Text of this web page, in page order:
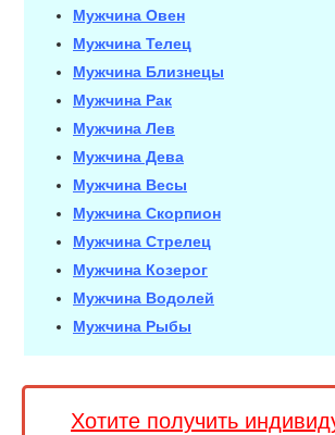
Мужчина Овен
Мужчина Телец
Мужчина Близнецы
Мужчина Рак
Мужчина Лев
Мужчина Дева
Мужчина Весы
Мужчина Скорпион
Мужчина Стрелец
Мужчина Козерог
Мужчина Водолей
Мужчина Рыбы
Хотите получить